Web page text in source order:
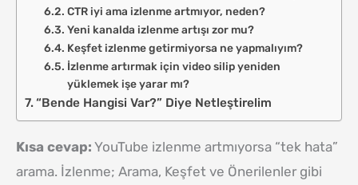
CTR iyi ama izlenme artmıyor, neden?
Yeni kanalda izlenme artışı zor mu?
Keşfet izlenme getirmiyorsa ne yapmalıyım?
İzlenme artırmak için video silip yeniden
yüklemek işe yarar mı?
“Bende Hangisi Var?” Diye Netleştirelim
Kısa cevap: YouTube izlenme artmıyorsa “tek hata”
arama. İzlenme; Arama, Keşfet ve Önerilenler gibi